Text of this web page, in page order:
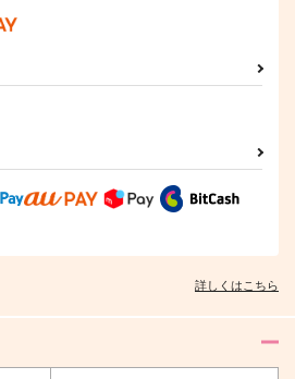
詳しくはこちら